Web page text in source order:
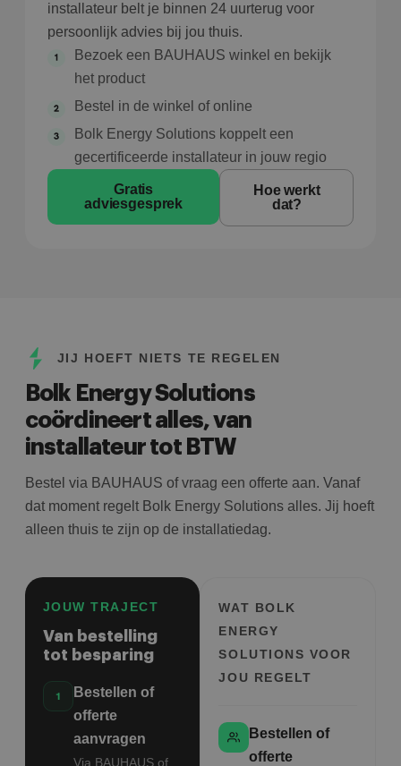
installateur belt je binnen 24 uurterug voor
persoonlijk advies bij jou thuis.
Bezoek een BAUHAUS winkel en bekijk
het product
Bestel in de winkel of online
Bolk Energy Solutions koppelt een
gecertificeerde installateur in jouw regio
Gratis
adviesgesprek
Hoe werkt
dat?
JIJ HOEFT NIETS TE REGELEN
Bolk Energy Solutions
coördineert alles, van
installateur tot BTW
Bestel via BAUHAUS of vraag een offerte aan. Vanaf
dat moment regelt Bolk Energy Solutions alles. Jij hoeft
alleen thuis te zijn op de installatiedag.
JOUW TRAJECT
Van bestelling
tot besparing
Bestellen of
offerte
aanvragen
Via BAUHAUS of
WAT BOLK
ENERGY
SOLUTIONS VOOR
JOU REGELT
Bestellen of
offerte